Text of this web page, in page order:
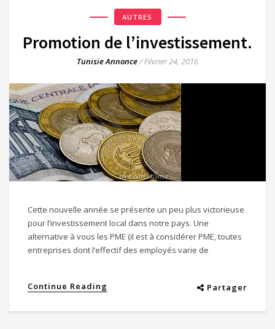
AUTRES
Promotion de l’investissement.
Tunisie Annonce/Février 24, 2016
Cette nouvelle année se présente un peu plus victorieuse
pour l’investissement local dans notre pays. Une
alternative à vous les PME (il est à considérer PME, toutes
entreprises dont l’effectif des employés varie de
Continue Reading Partager